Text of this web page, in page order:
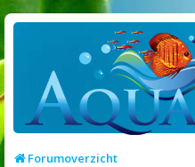
Forumoverzicht